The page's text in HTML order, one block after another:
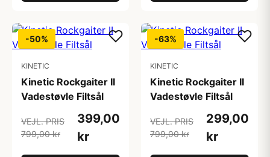
-50%
KINETIC
Kinetic Rockgaiter II
Vadestøvle Filtsål
VEJL. PRIS
799,00 kr
399,00
kr
-63%
KINETIC
Kinetic Rockgaiter II
Vadestøvle Filtsål
VEJL. PRIS
799,00 kr
299,00
kr